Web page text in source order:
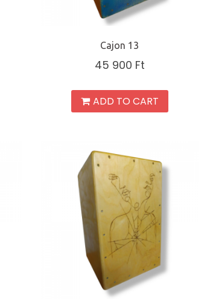
Cajon 13
45 900 Ft
ADD TO CART